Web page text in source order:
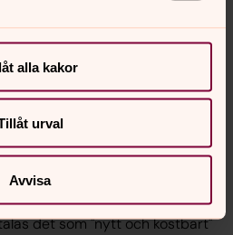
alla kakor
urval
Avvisa
Många delar saknas och dess
det som "nytt och kostbart"